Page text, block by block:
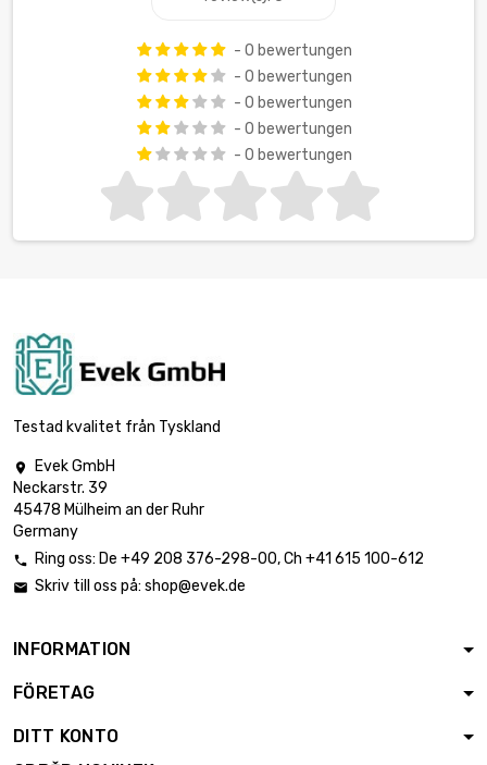
- 0 bewertungen
- 0 bewertungen
- 0 bewertungen
- 0 bewertungen
- 0 bewertungen
Testad kvalitet från Tyskland

Evek GmbH
Neckarstr. 39
45478 Mülheim an der Ruhr
Germany
 Ring oss: De +49 208 376-298-00, Ch +41 615 100-612
 Skriv till oss på: shop@evek.de
INFORMATION
FÖRETAG
DITT KONTO